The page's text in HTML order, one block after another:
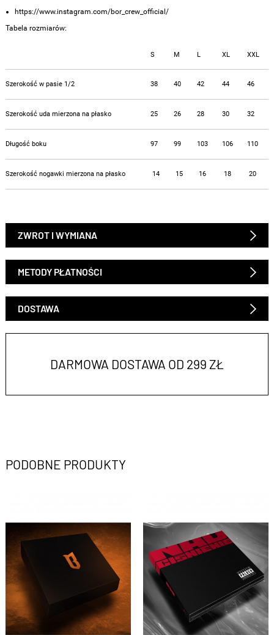
https://www.instagram.com/bor_crew_official/
Tabela rozmiarów:
S M L XL XXL
Szerokość w pasie 1/2 38 40 42 44 46
Szerokość uda mierzona na płasko 25 26 28 30 32
Długość boku 97 99 103 106 110
Szerokość nogawki mierzona na płasko 14 15 16 18 20
ZWROT I WYMIANA
METODY PŁATNOŚCI
DOSTAWA
DARMOWA DOSTAWA OD 299 ZŁ
PODOBNE PRODUKTY